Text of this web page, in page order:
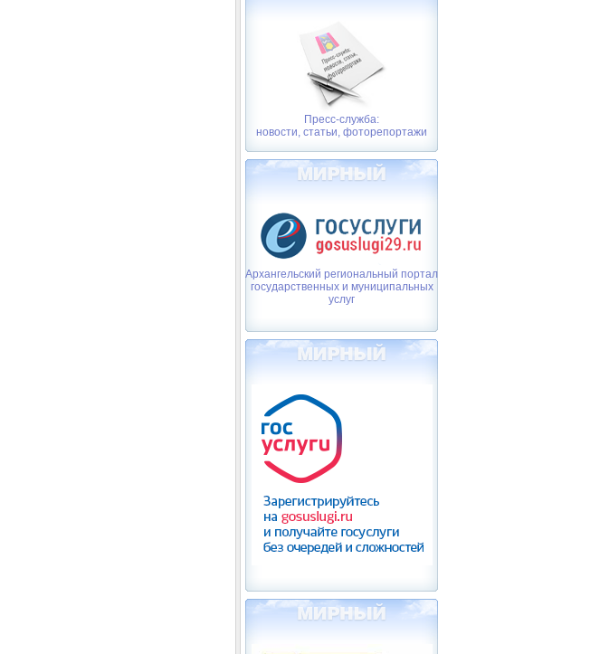
Пресс-служба:
новости, статьи, фоторепортажи
Архангельский региональный портал
государственных и муниципальных
услуг